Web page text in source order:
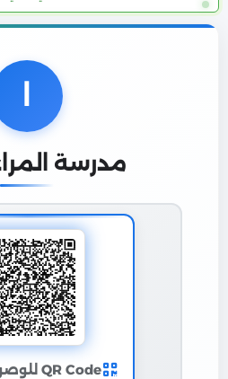
مدرسة
QR Code للوصول السريع